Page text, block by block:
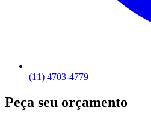
(11) 4703-4779
Peça seu orçamento